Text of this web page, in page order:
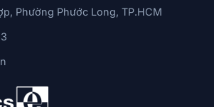
Phường Phước Long, TP.HCM